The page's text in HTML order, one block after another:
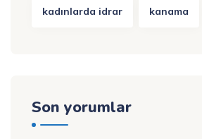
kadınlarda idrar kanama
Son yorumlar